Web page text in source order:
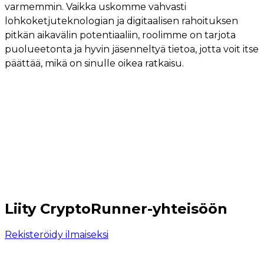
varmemmin. Vaikka uskomme vahvasti
lohkoketjuteknologian ja digitaalisen rahoituksen
pitkän aikavälin potentiaaliin, roolimme on tarjota
puolueetonta ja hyvin jäsenneltyä tietoa, jotta voit itse
päättää, mikä on sinulle oikea ratkaisu.
Liity CryptoRunner-yhteisöön
Rekisteröidy ilmaiseksi